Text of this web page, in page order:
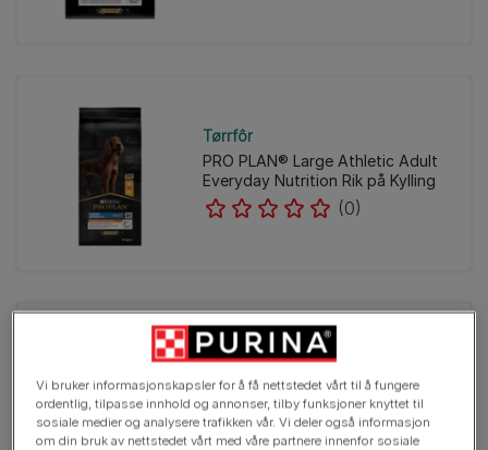
Tørrfôr
PRO PLAN® Large Athletic Adult
Everyday Nutrition Rik på Kylling
(0)
Tørrfôr
PRO PLAN® Small & Mini Adult
Sensitive Skin Rik på Laks
(0)
Vi bruker informasjonskapsler for å få nettstedet vårt til å fungere
ordentlig, tilpasse innhold og annonser, tilby funksjoner knyttet til
sosiale medier og analysere trafikken vår. Vi deler også informasjon
om din bruk av nettstedet vårt med våre partnere innenfor sosiale